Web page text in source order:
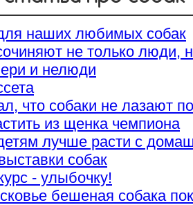
наших любимых собак
не только люди,
и нелюди
что собаки не лазают
из щенка чемпиона
лучше расти с
собак
- улыбочку!
бешеная собака